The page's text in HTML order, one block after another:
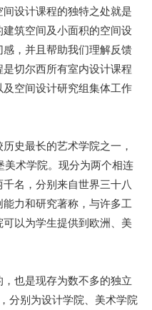
设计课程的独特之处就是
筑空间及小面积的空间设
，并且帮助我们理解反馈
切尔西所有室内设计课程
空间设计研究组集体工作
史最长的艺术学院之一，
术学院。现分为两个相连
名，分别来自世界三十八
力和研究著称，与许多工
以为学生提供到欧洲、美
也是现存为数不多的独立
分别为设计学院、美术学院